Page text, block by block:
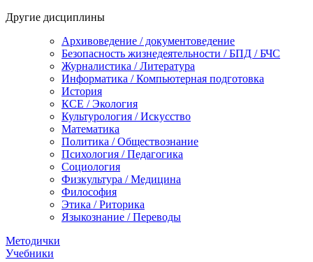
Другие дисциплины
Архивоведение / документоведение
Безопасность жизнедеятельности / БПД / БЧС
Журналистика / Литература
Информатика / Компьютерная подготовка
История
КСЕ / Экология
Культурология / Искусство
Математика
Политика / Обществознание
Психология / Педагогика
Социология
Физкультура / Медицина
Философия
Этика / Риторика
Языкознание / Переводы
Методички
Учебники